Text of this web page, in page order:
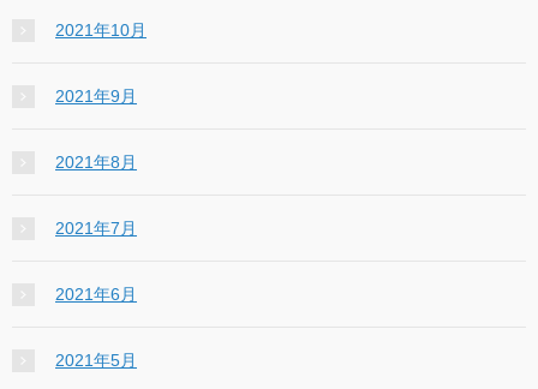
2021年10月
2021年9月
2021年8月
2021年7月
2021年6月
2021年5月